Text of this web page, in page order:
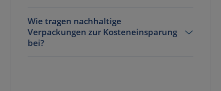
Wie tragen nachhaltige
Verpackungen zur Kosteneinsparung
bei?